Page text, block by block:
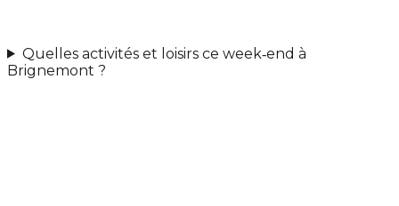
Quelles activités et loisirs ce week‑end à
Brignemont ?